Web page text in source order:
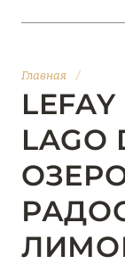
Главная /
LAGO
БУТИК-
01 июня 2026
JUMEIRAH
ОАЗИС